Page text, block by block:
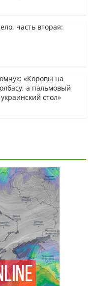
часть вторая:
«Коровы на
а пальмовый
стол»